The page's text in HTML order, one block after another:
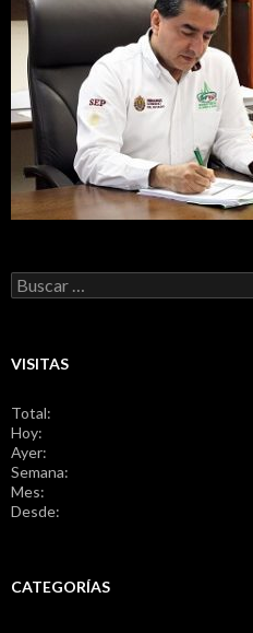
Buscar:
VISITAS
Total:
Hoy:
Ayer:
Semana:
Mes:
Desde:
CATEGORÍAS